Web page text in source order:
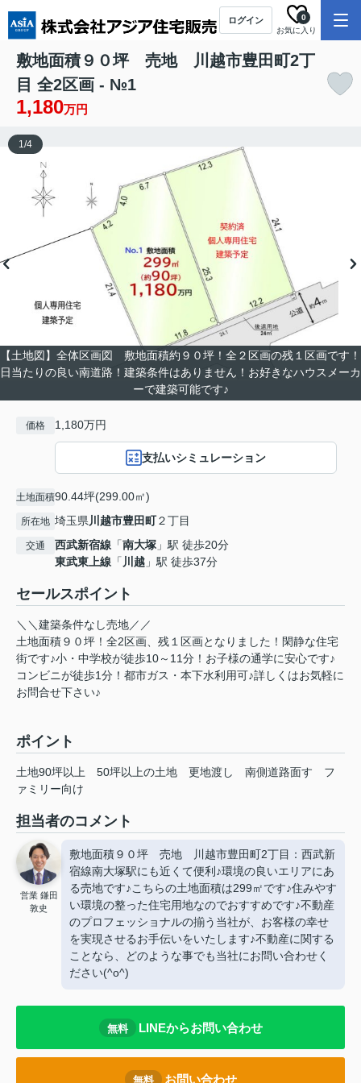
ログイン
お気に入り
0
敷地面積９０坪 売地 川越市豊田町2丁
目 全2区画 - №1
1,180万円
【土地図】全体区画図 敷地面積約９０坪！全２区画の残１区画です！
日当たりの良い南道路！建築条件はありません！お好きなハウスメーカ
ーで建築可能です♪
1/4
価格 1,180万円
支払いシミュレーション
土地面積90.44坪(299.00㎡)
所在地 埼玉県川越市豊田町２丁目
交通 西武新宿線 「南大塚 」駅 徒歩20分
東武東上線 「 川越 」駅 徒歩37分
セールスポイント
＼＼建築条件なし売地／／
土地面積９０坪！全2区画、残１区画となりました！閑静な住宅
街です♪小・中学校が徒歩10～11分！お子様の通学に安心です♪
コンビニが徒歩1分！都市ガス・本下水利用可♪詳しくはお気軽に
お問合せ下さい♪
ポイント
土地90坪以上 50坪以上の土地 更地渡し 南側道路面す
フ
ァミリー向け
担当者のコメント
営業 鎌田
敦史
敷地面積９０坪 売地 川越市豊田町2丁目：西武新
宿線南大塚駅にも近くて便利♪環境の良いエリアにあ
る売地です♪こちらの土地面積は299㎡です♪住みやす
い環境の整った住宅用地なのでおすすめです♪不動産
のプロフェッショナルの揃う当社が、お客様の幸せ
を実現させるお手伝いをいたします♪不動産に関する
ことなら、どのような事でも当社にお問い合わせく
ださい(^o^)
無料 LINEからお問い合わせ
無料 お問い合わせ